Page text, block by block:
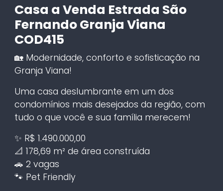
Casa a Venda Estrada São
Fernando Granja Viana
COD415
🏡 Modernidade, conforto e sofisticação na
Granja Viana!
Uma casa deslumbrante em um dos
condomínios mais desejados da região, com
tudo o que você e sua família merecem!
✨ R$ 1.490.000,00
📐 178,69 m² de área construída
🚗 2 vagas
🐾 Pet Friendly